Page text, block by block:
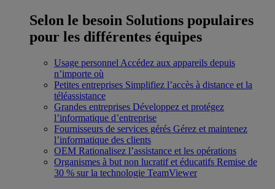
Selon le besoin Solutions populaires
pour les différentes équipes
Usage personnel Accédez aux appareils depuis
n’importe où
Petites entreprises Simplifiez l’accès à distance et la
téléassistance
Grandes entreprises Développez et protégez
l’informatique d’entreprise
Fournisseurs de services gérés Gérez et maintenez
l’informatique des clients
OEM Rationalisez l’assistance et les opérations
Organismes à but non lucratif et éducatifs Remise de
30 % sur la technologie TeamViewer